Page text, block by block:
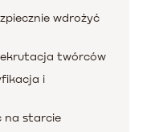
wdrożyć
twórców
i
na starcie